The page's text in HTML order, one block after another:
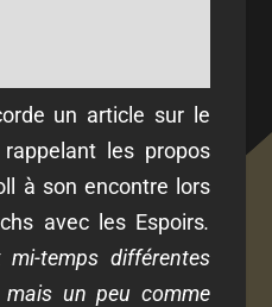
un article sur le
les propos
à son encontre lors
avec les Espoirs.
temps différentes
mais un peu comme